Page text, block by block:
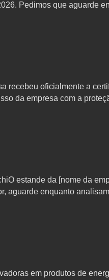
Pedimos que aguarde
recebeu oficialmente a
da empresa com a
estande da [nome da
aguarde enquanto
em produtos de
sinusoidal